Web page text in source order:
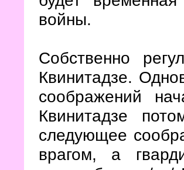
войны.
Собственно
Квинитадзе.
соображений
Квинитадзе
следующее
врагом, а